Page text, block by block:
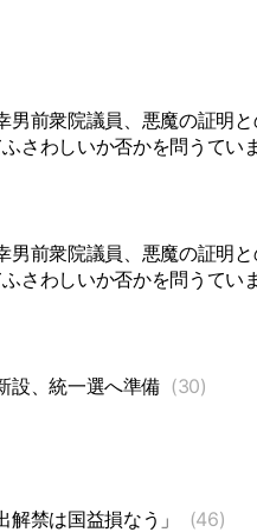
男前衆院議員、悪魔の証明
ふさわしいか否かを問うて
男前衆院議員、悪魔の証明
ふさわしいか否かを問うてい
設、統一選へ準備 (30)
解禁は国益損なう」 (46)